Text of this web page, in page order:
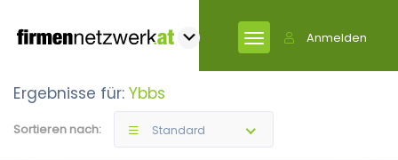
Anmelden
Ergebnisse für: Ybbs
Sortieren nach: Standard